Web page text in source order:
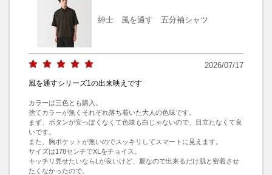
紳士 風を通す 五分袖シャツ
2026/07/17
風を通すシリーズ1の出来映えです
カラーは三色とも購入。
捨てカラーが無くそれぞれ落ち着いた大人の色味です。
まず、ボタンが安っぽくなくて色味も白じゃないので、目立たなくて良
いです。
また、胸ポケットが無いのでスッキリしてスマートに見えます。
サイズは178センチでXLをチョイス。
キッチリ見せたいならLが良いけど、夏なので出来るだけ肌と密着させ
たくなかったので。